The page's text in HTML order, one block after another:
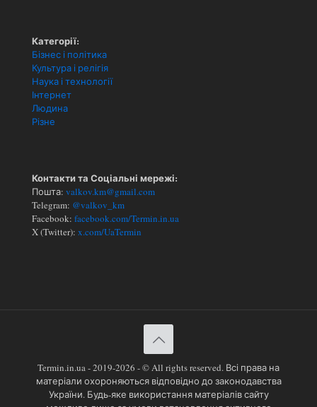
Категорії:
Бізнес і політика
Культура і релігія
Наука і технології
Інтернет
Людина
Різне
Контакти та Соціальні мережі:
Пошта: valkov.km@gmail.com
Telegram: @valkov_km
Facebook: facebook.com/Termin.in.ua
X (Twitter): x.com/UaTermin
Termin.in.ua - 2019-2026 - © All rights reserved. Всі права на
матеріали охороняються відповідно до законодавства
України. Будь-яке використання матеріалів сайту